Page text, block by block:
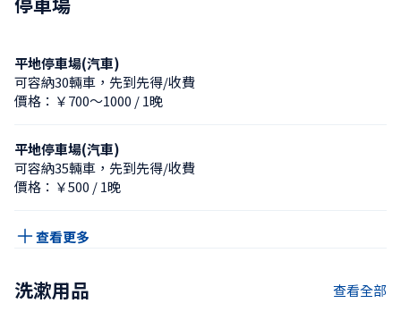
平地停車場(汽車)
可容納30輛車，先到先得/收費
價格：￥700〜1000 / 1晚
平地停車場(汽車)
可容納35輛車，先到先得/收費
價格：￥500 / 1晚
查看更多
洗漱用品 查看全部